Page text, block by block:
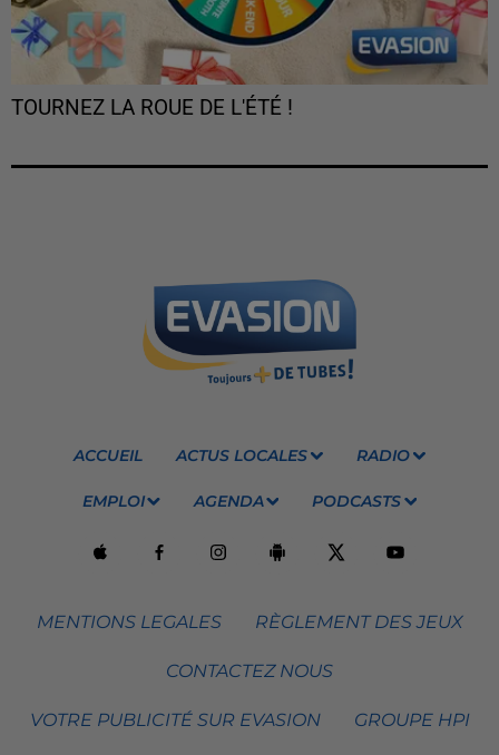
TOURNEZ LA ROUE DE L'ÉTÉ !
ACCUEIL ACTUS LOCALES RADIO
EMPLOI AGENDA PODCASTS
MENTIONS LEGALES RÈGLEMENT DES JEUX
CONTACTEZ NOUS
VOTRE PUBLICITÉ SUR EVASION GROUPE HPI